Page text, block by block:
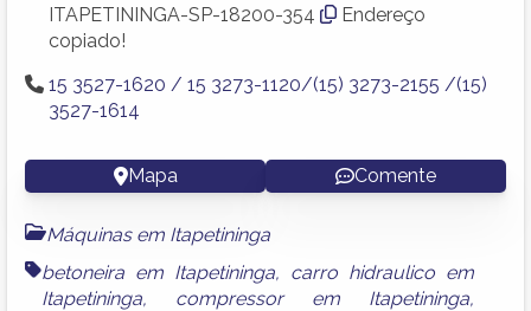
ITAPETININGA-SP-18200-354
Endereço
copiado!
15 3527-1620 / 15 3273-1120/(15) 3273-2155 /(15)
3527-1614
Mapa Comente
Máquinas em Itapetininga
betoneira em Itapetininga, carro hidraulico em
Itapetininga, compressor em Itapetininga,